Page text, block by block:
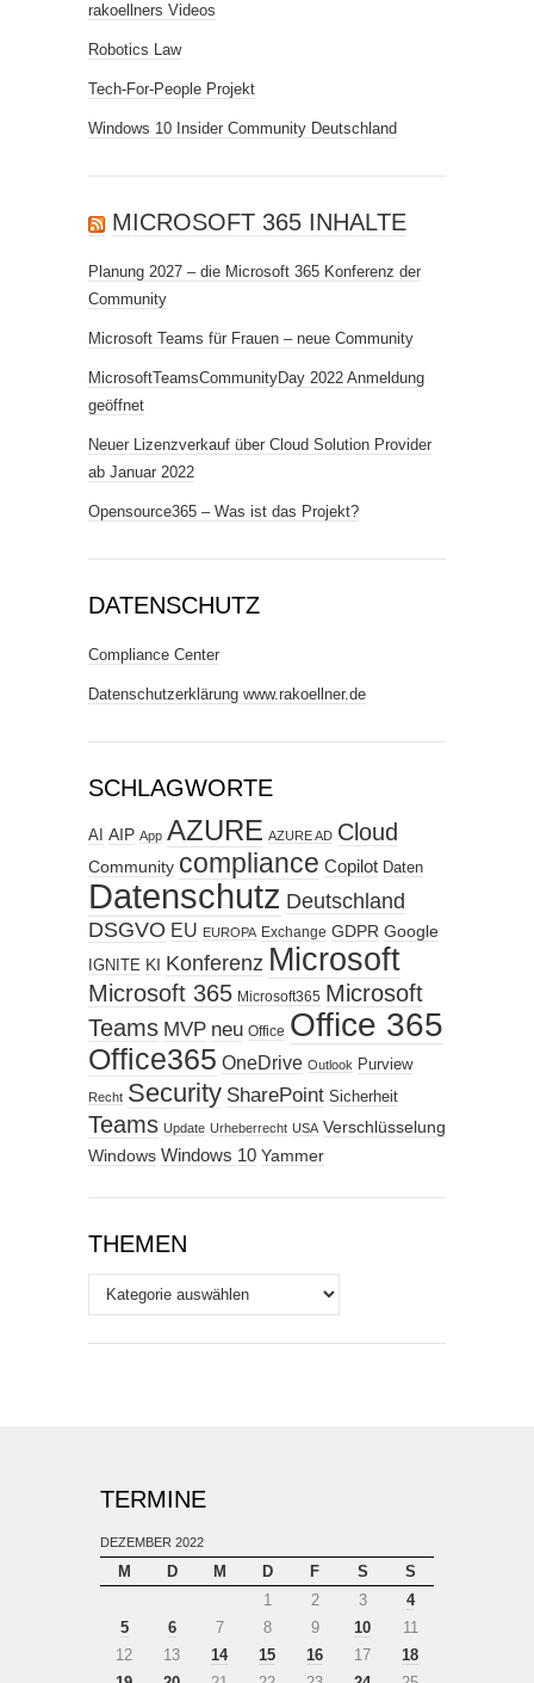
rakoellners Videos
Robotics Law
Tech-For-People Projekt
Windows 10 Insider Community Deutschland
MICROSOFT 365 INHALTE
Planung 2027 – die Microsoft 365 Konferenz der
Community
Microsoft Teams für Frauen – neue Community
MicrosoftTeamsCommunityDay 2022 Anmeldung
geöffnet
Neuer Lizenzverkauf über Cloud Solution Provider
ab Januar 2022
Opensource365 – Was ist das Projekt?
DATENSCHUTZ
Compliance Center
Datenschutzerklärung www.rakoellner.de
SCHLAGWORTE
AI AIP App AZURE AZURE AD Cloud
Community compliance Copilot Daten
Datenschutz Deutschland
DSGVO EU EUROPA Exchange GDPR Google
IGNITE KI Konferenz Microsoft
Microsoft 365 Microsoft365 Microsoft
Teams MVP neu Office Office 365
Office365 OneDrive Outlook Purview
Recht Security SharePoint Sicherheit
Teams Update Urheberrecht USA Verschlüsselung
Windows Windows 10 Yammer
THEMEN
Themen
TERMINE
DEZEMBER 2022
M D M D F S
S
1
2 3
4
5
6 7 8 9 10
11
12
13 14 15 16 17
18